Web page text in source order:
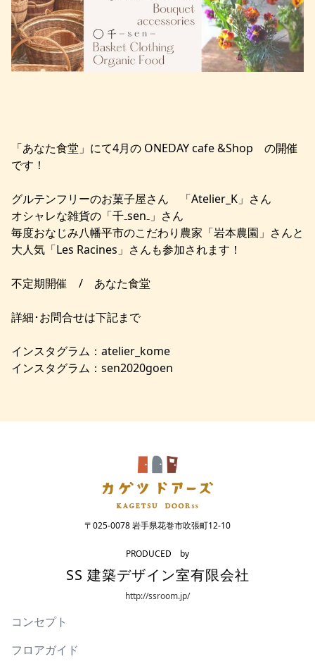
「あなた食堂」にて4月の ONEDAY cafe &Shop の開催
です！
グルテンフリーのお菓子屋さん 「Atelier_K」さん
オシャレな雑貨の「千₋sen₋」さん
毎度おなじみ八幡平市のこだわり農家「岩本農園」さんと
大人気「Les Racines」さんも参加されます！
不定期開催 / あなた食堂
詳細･お問合せは下記まで
インスタグラム：atelier_kome
インスタグラム：sen2020goen
〒025-0078 岩手県花巻市吹張町12-10
PRODUCED by
SS 建築デザイン室有限会社
http://ssroom.jp/
コンセプト
フロアガイド